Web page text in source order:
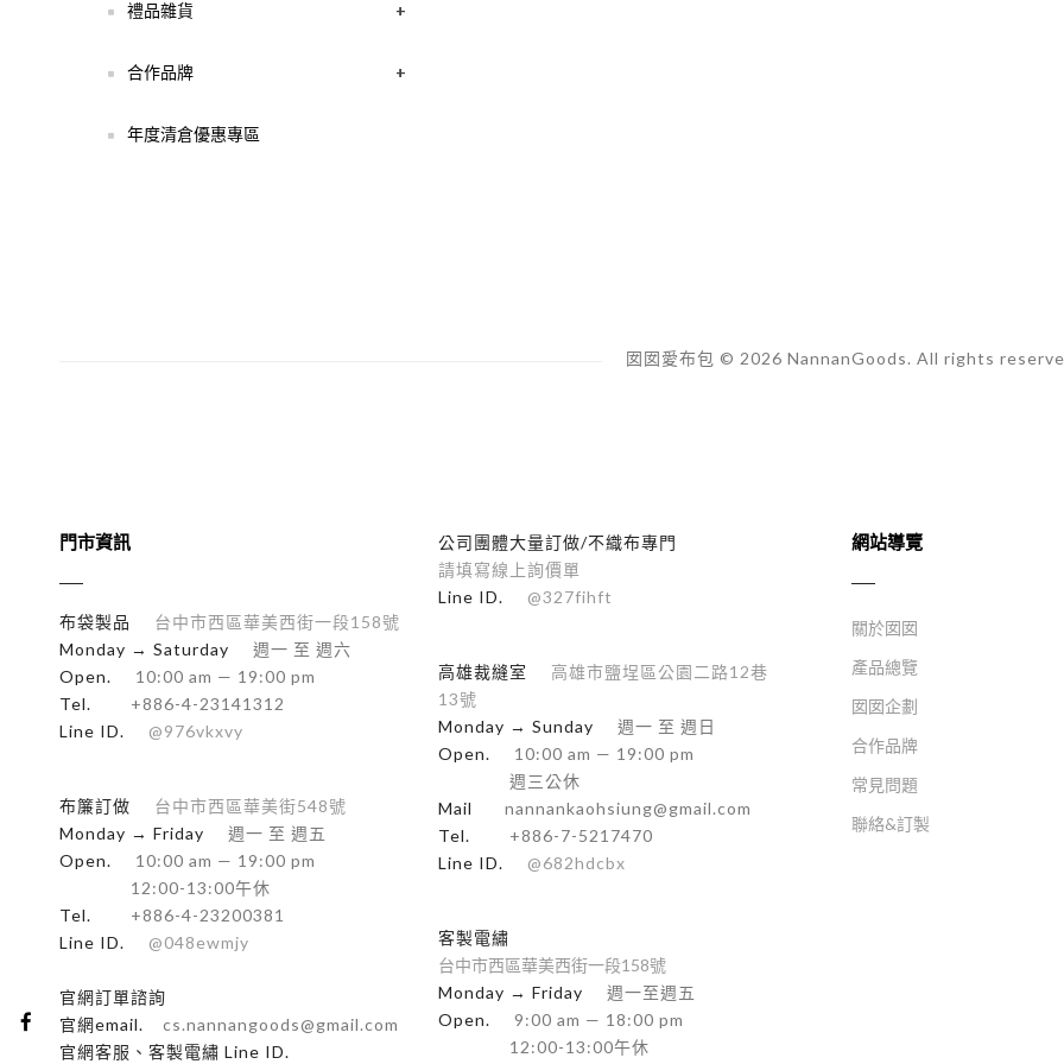
禮品雜貨 +
合作品牌 +
年度清倉優惠專區
囡囡愛布包 © 2026 NannanGoods. All rights
門市資訊
布袋製品
台中市西區華美西街一段158號
Monday → Saturday
週一 至 週六
Open.
10:00 am — 19:00 pm
Tel.
+886-4-23141312
Line ID.
@976vkxvy
布簾訂做
台中市西區華美街548號
Monday → Friday
週一 至 週五
Open.
10:00 am — 19:00 pm
12:00-13:00午休
Tel.
+886-4-23200381
Line ID.
@048ewmjy
官網訂單諮詢
官網email.
cs.nannangoods@gmail.com
官網客服、客製電繡 Line ID.
公司團體大量訂做/不織布專門
請填寫線上詢價單
Line ID.
@327fihft
高雄裁縫室
高雄市鹽埕區公園二路12巷
13號
Monday → Sunday
週一 至 週日
Open.
10:00 am — 19:00 pm
週三公休
Mail
nannankaohsiung@gmail.com
Tel.
+886-7-5217470
Line ID.
@682hdcbx
客製電繡
台中市西區華美西街一段158號
Monday → Friday
週一至週五
Open.
9:00 am — 18:00 pm
12:00-13:00午休
網站導覽
關於囡囡
產品總覽
囡囡企劃
合作品牌
常見問題
聯絡&訂製